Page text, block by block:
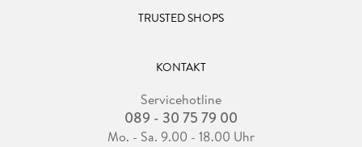
TRUSTED SHOPS
KONTAKT
Servicehotline
089 - 30 75 79 00
Mo. - Sa. 9.00 - 18.00 Uhr